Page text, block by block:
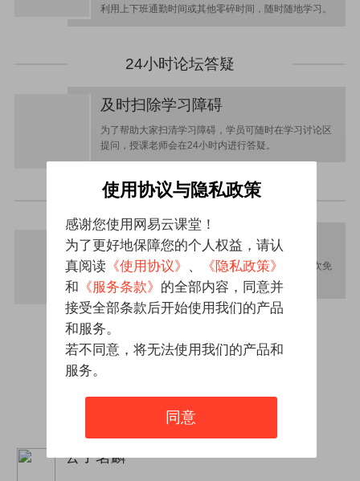
利用上下班通勤时间或其他零碎时间，随时随地学习。
24小时论坛答疑
及时扫除学习障碍
为了帮助大家扫清学习障碍，学员可随时在学习讨论区
提问，授课老师会在24小时内进行答疑。
免费重修
学习有保障
学员本期未能完成学习或者考试未通过的，享有一次免
费重修的机会，重修同享相应学期教学服务。
学员反馈
公子茗麟
使用协议与隐私政策
感谢您使用网易云课堂！
为了更好地保障您的个人权益，请认
真阅读 《使用协议》 、
《隐私政策》
和 《服务条款》 的全部内容，同意并
接受全部条款后开始使用我们的产品
和服务。
若不同意，将无法使用我们的产品和
服务。
同意